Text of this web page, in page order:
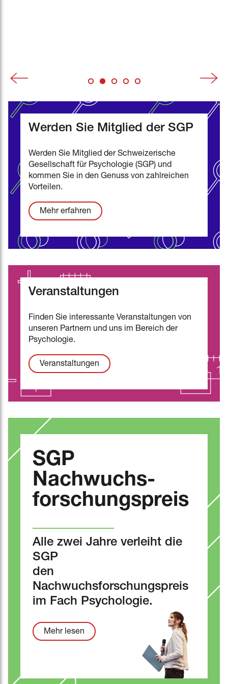
Werden Sie Mitglied der SGP
Werden Sie Mitglied der Schweizerische
Gesellschaft für Psychologie (SGP) und
kommen Sie in den Genuss von zahlreichen
Vorteilen.
Mehr erfahren
Veranstaltungen
Finden Sie interessante Veranstaltungen von
unseren Partnern und uns im Bereich der
Psychologie.
Veranstaltungen
SGP
Nachwuchs-
forschungspreis
Alle zwei Jahre verleiht die
SGP
den
Nachwuchsforschungspreis
im Fach Psychologie.
Mehr lesen